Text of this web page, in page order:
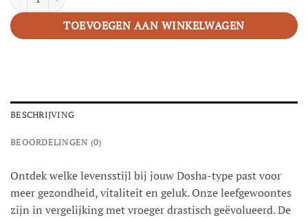
TOEVOEGEN AAN WINKELWAGEN
BESCHRIJVING
BEOORDELINGEN (0)
Ontdek welke levensstijl bij jouw Dosha-type past voor
meer gezondheid, vitaliteit en geluk. Onze leefgewoontes
zijn in vergelijking met vroeger drastisch geëvolueerd. De